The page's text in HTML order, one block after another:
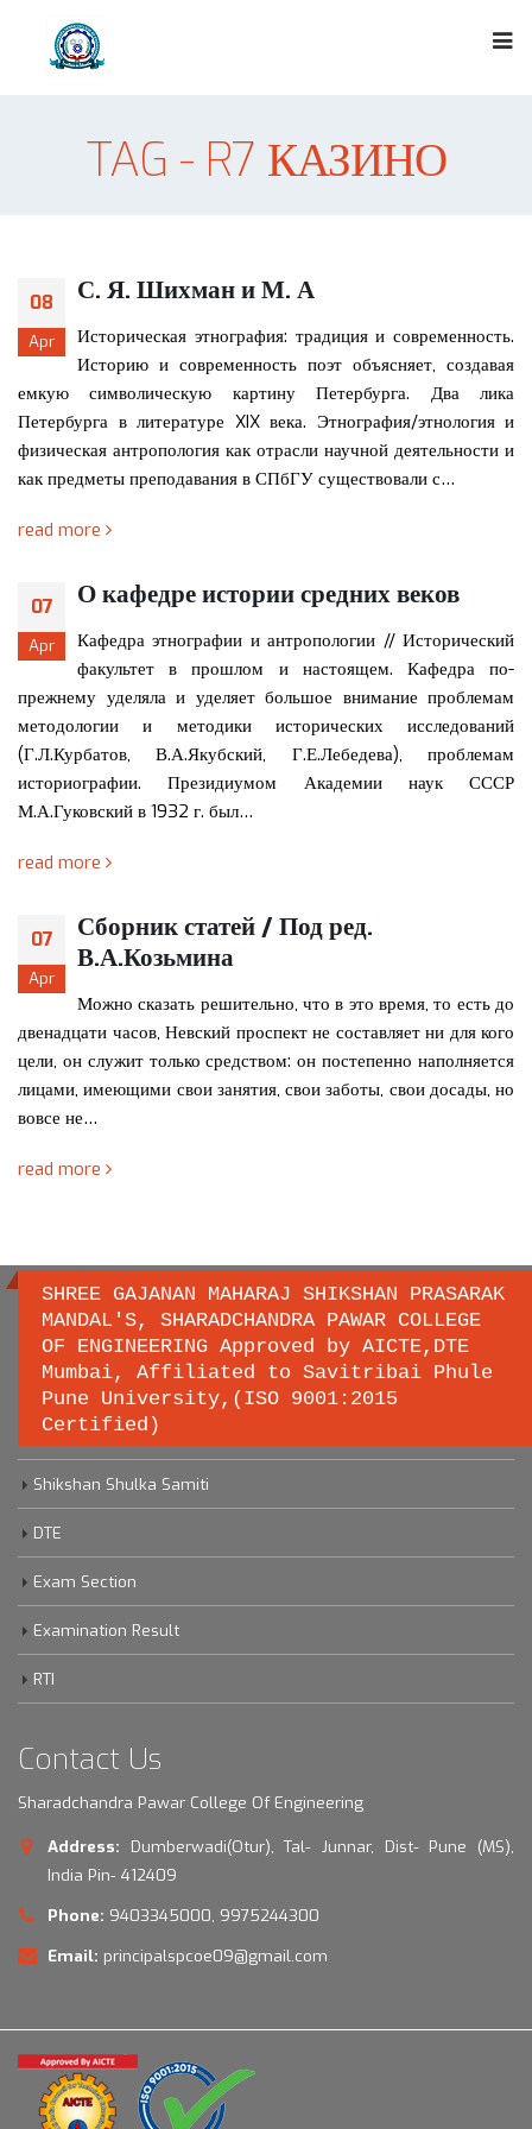
TAG - R7 КАЗИНО
08
Apr
С. Я. Шихман и М. А
Историческая этнография: традиция и современность.
Историю и современность поэт объясняет, создавая
емкую символическую картину Петербурга. Два лика
Петербурга в литературе XIX века. Этнография/этнология и
физическая антропология как отрасли научной деятельности и
как предметы преподавания в СПбГУ существовали с…
read more
07
Apr
О кафедре истории средних веков
Кафедра этнографии и антропологии // Исторический
факультет в прошлом и настоящем. Кафедра по-
прежнему уделяла и уделяет большое внимание проблемам
методологии и методики исторических исследований
(Г.Л.Курбатов, В.А.Якубский, Г.Е.Лебедева), проблемам
историографии. Президиумом Академии наук СССР
М.А.Гуковский в 1932 г. был…
read more
07
Apr
Сборник статей / Под ред.
В.А.Козьмина
Можно сказать решительно, что в это время, то есть до
двенадцати часов, Невский проспект не составляет ни для кого
цели, он служит только средством: он постепенно наполняется
лицами, имеющими свои занятия, свои заботы, свои досады, но
вовсе не…
read more
SHREE GAJANAN MAHARAJ SHIKSHAN PRASARAK
MANDAL'S, SHARADCHANDRA PAWAR COLLEGE
OF ENGINEERING Approved by AICTE,DTE
Mumbai, Affiliated to Savitribai Phule
Pune University,(ISO 9001:2015
Certified)
Important links
Savitribai Phule Pune University
Shikshan Shulka Samiti
DTE
Exam Section
Examination Result
RTI
Contact Us
Sharadchandra Pawar College Of Engineering
Address:
Dumberwadi(Otur), Tal- Junnar, Dist- Pune (MS),
India Pin- 412409
Phone: 9403345000, 9975244300
Email: principalspcoe09@gmail.com